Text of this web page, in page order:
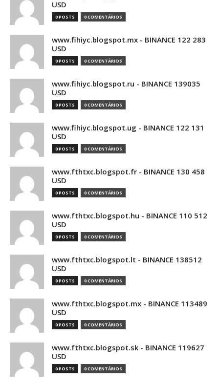
USD
0 POSTS 0 COMENTÁRIOS
www.fihiyc.blogspot.mx - BINANCE 122 283
USD
0 POSTS 0 COMENTÁRIOS
www.fihiyc.blogspot.ru - BINANCE 139035
USD
0 POSTS 0 COMENTÁRIOS
www.fihiyc.blogspot.ug - BINANCE 122 131
USD
0 POSTS 0 COMENTÁRIOS
www.fthtxc.blogspot.fr - BINANCE 130 458
USD
0 POSTS 0 COMENTÁRIOS
www.fthtxc.blogspot.hu - BINANCE 110 512
USD
0 POSTS 0 COMENTÁRIOS
www.fthtxc.blogspot.lt - BINANCE 138512
USD
0 POSTS 0 COMENTÁRIOS
www.fthtxc.blogspot.mx - BINANCE 113489
USD
0 POSTS 0 COMENTÁRIOS
www.fthtxc.blogspot.sk - BINANCE 119627
USD
0 POSTS 0 COMENTÁRIOS